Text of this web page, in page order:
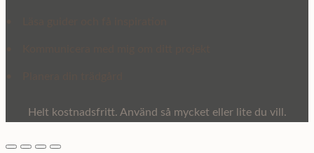
Helt kostnadsfritt. Använd så mycket eller lite du vill.